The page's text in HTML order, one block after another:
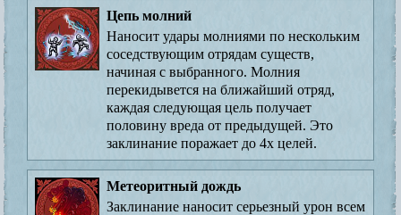
Цепь молний
Наносит удары молниями по нескольким
соседствующим отрядам существ,
начиная с выбранного. Молния
перекидывется на ближайший отряд,
каждая следующая цель получает
половину вреда от предыдущей. Это
заклинание поражает до 4х целей.
Метеоритный дождь
Заклинание наносит серьезный урон всем